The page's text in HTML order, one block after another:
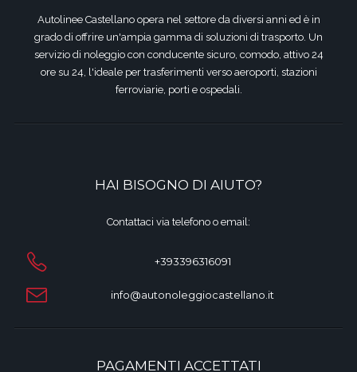
Autolinee Castellano opera nel settore da diversi anni ed è in
grado di offrire un'ampia gamma di soluzioni di trasporto. Un
servizio di noleggio con conducente sicuro, comodo, attivo 24
ore su 24, l'ideale per trasferimenti verso aeroporti, stazioni
ferroviarie, porti e ospedali.
HAI BISOGNO DI AIUTO?
Contattaci via telefono o email:
+393396316091
info@autonoleggiocastellano.it
PAGAMENTI ACCETTATI